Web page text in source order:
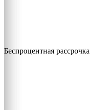
Беспроцентная рассрочка